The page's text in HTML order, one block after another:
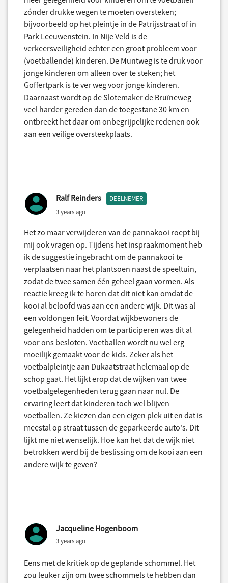
zónder drukke wegen te moeten oversteken;
bijvoorbeeld op het pleintje in de Patrijsstraat of in
Park Leeuwenstein. In Nije Veld is de
verkeersveiligheid echter een groot probleem voor
(voetballende) kinderen. De Muntweg is te druk voor
jonge kinderen om alleen over te steken; het
Goffertpark is te ver weg voor jonge kinderen.
Daarnaast wordt op de Slotemaker de Bruïneweg
veel harder gereden dan de toegestane 30 km en
ontbreekt het daar om onbegrijpelijke redenen ook
aan een veilige oversteekplaats.
Ralf Reinders DEELNEMER
3 years ago
Het zo maar verwijderen van de pannakooi roept bij
mij ook vragen op. Tijdens het inspraakmoment heb
ik de suggestie ingebracht om de pannakooi te
verplaatsen naar het plantsoen naast de speeltuin,
zodat de twee samen één geheel gaan vormen. Als
reactie kreeg ik te horen dat dit niet kan omdat de
kooi al beloofd was aan een andere wijk. Dit was al
een voldongen feit. Voordat wijkbewoners de
gelegenheid hadden om te participeren was dit al
voor ons besloten. Voetballen wordt nu wel erg
moeilijk gemaakt voor de kids. Zeker als het
voetbalpleintje aan Dukaatstraat helemaal op de
schop gaat. Het lijkt erop dat de wijken van twee
voetbalgelegenheden terug gaan naar nul. De
ervaring leert dat kinderen toch wel blijven
voetballen. Ze kiezen dan een eigen plek uit en dat is
meestal op straat tussen de geparkeerde auto's. Dit
lijkt me niet wenselijk. Hoe kan het dat de wijk niet
betrokken werd bij de beslissing om de kooi aan een
andere wijk te geven?
Jacqueline Hogenboom
3 years ago
Eens met de kritiek op de geplande schommel. Het
zou leuker zijn om twee schommels te hebben dan